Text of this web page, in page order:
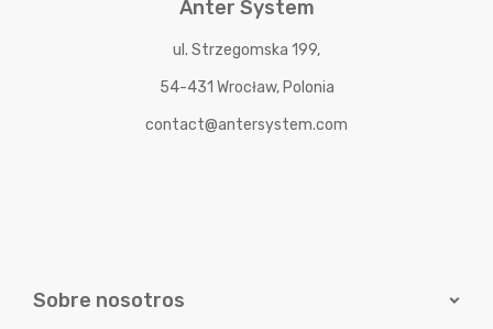
Anter System
ul. Strzegomska 199,
54-431 Wrocław, Polonia
contact@antersystem.com
Sobre nosotros